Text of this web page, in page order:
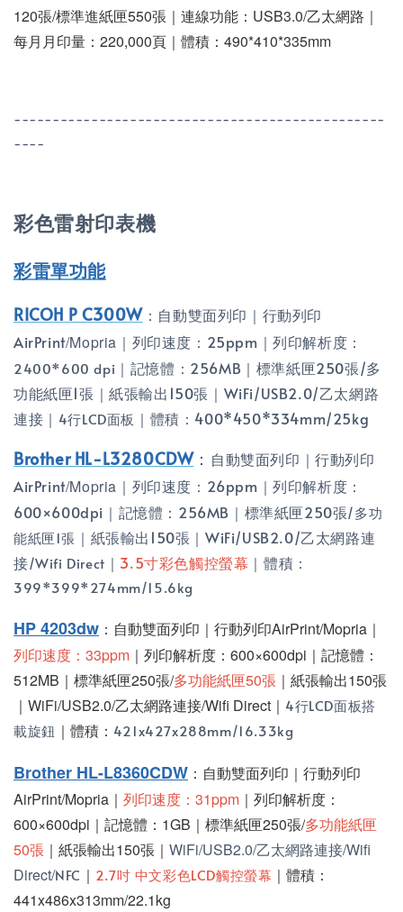
120張/標準進紙匣550張｜連線功能：USB3.0/乙太網路｜
每月月印量：220,000頁｜體積：490*410*335mm
------------------------------------------------
----
彩色雷射印表機
彩雷單功能
RICOH P C300W： 自動雙面列印｜行動列印
AirPrint/Mopria ｜列印速度：25ppm｜列印解析度：
2400*600 dpi ｜記憶體：256MB｜標準紙匣250張/多
功能紙匣1張 ｜紙張輸出150張｜ WiFi/USB2.0/乙太網路
連接｜ 4行LCD面板 ｜體積：400*450*334mm/25kg
Brother HL-L3280CDW： 自動雙面列印｜行動列印
AirPrint/Mopria ｜列印速度：26ppm｜列印解析度：
600×600dpi｜記憶體：256MB｜標準紙匣250張/多功
能紙匣1張 ｜紙張輸出150張｜ WiFi/USB2.0/乙太網路連
接/Wifi Direct ｜ 3.5寸彩色觸控螢幕 ｜體積：
399*399*274mm/15.6kg
HP 4203dw ：自動雙面列印｜行動列印AirPrint/Mopria ｜
列印速度：33ppm ｜列印解析度：600×600dpi｜記憶體：
512MB｜標準紙匣250張/多功能紙匣50張 ｜紙張輸出150張
｜WiFi/USB2.0/乙太網路連接/Wifi Direct｜ 4行LCD面板搭
載旋鈕 ｜體積： 421x427x288mm/16.33kg
Brother HL-L8360CDW ：自動雙面列印｜行動列印
AirPrint/Mopria ｜ 列印速度：31ppm ｜列印解析度：
600×600dpi｜記憶體：1GB｜標準紙匣250張/多功能紙匣
50張 ｜紙張輸出150張｜ WiFi/USB2.0/乙太網路連接/Wifi
Direct/NFC ｜ 2.7吋 中文彩色LCD觸控螢幕 ｜體積：
441x486x313mm/22.1kg